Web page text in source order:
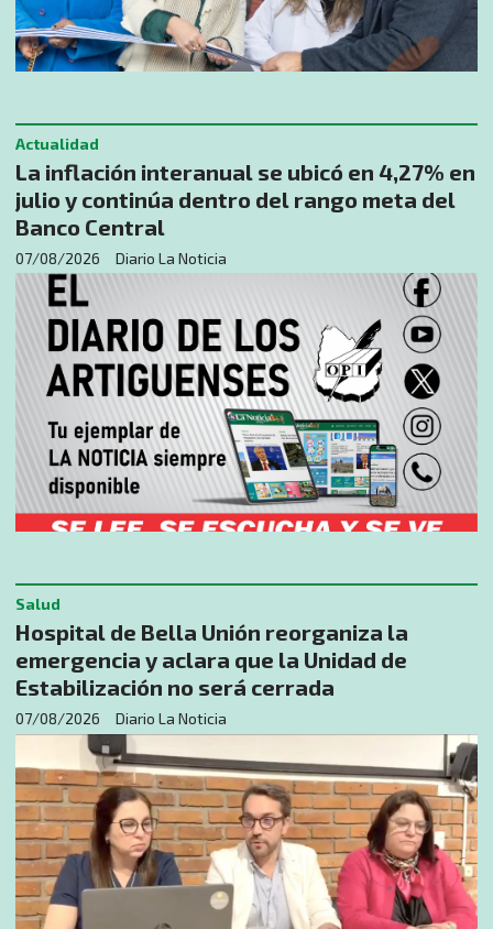
La inflación interanual se ubicó en 4,27% en
julio y continúa dentro del rango meta del
Banco Central
Diario La Noticia
Actualidad
07/08/2026
Hospital de Bella Unión reorganiza la
emergencia y aclara que la Unidad de
Estabilización no será cerrada
Diario La Noticia
Salud
07/08/2026